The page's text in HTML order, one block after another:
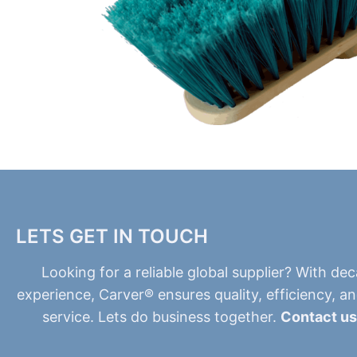
LETS GET IN TOUCH
Looking for a reliable global supplier? With
experience, Carver® ensures quality, efficiency,
service. Lets do business together. Contact